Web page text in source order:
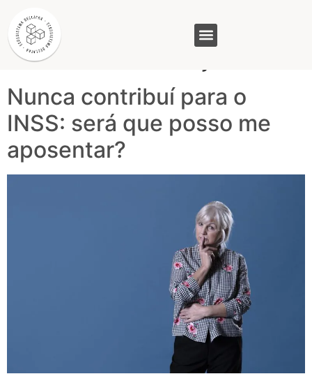
Tag:
aposentadoria
sem contribuição
Nunca contribuí para o
INSS: será que posso me
aposentar?